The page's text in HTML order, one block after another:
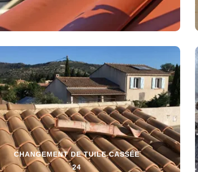
CHANGEMENT DE TUILE CASSÉE
24